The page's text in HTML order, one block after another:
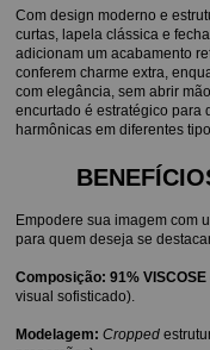
Com design moderno e
curtas, lapela clássica e
adicionam um acabamento
conferem charme extra,
com elegância, sem abrir
encurtado é estratégico para
harmônicas em diferentes
Empodere sua imagem com
para quem deseja se
Composição: 91%
visual sofisticado).
Modelagem: Cropped